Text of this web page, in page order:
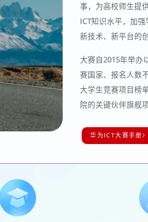
事，为高校师生提
ICT知识水平，加
新技术、新平台的
大赛自2015年举办
赛国家、报名人数
大学生竞赛项目榜
院的关键伙伴旗舰项
华为ICT大赛手册